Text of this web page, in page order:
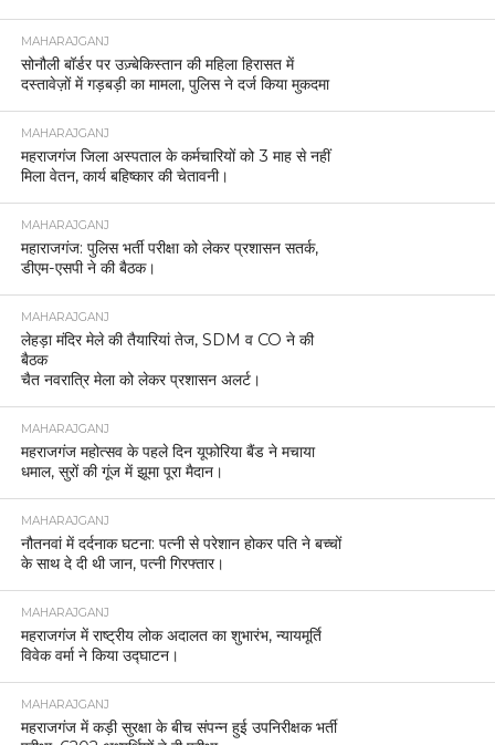
MAHARAJGANJ
सोनौली बॉर्डर पर उज़्बेकिस्तान की महिला हिरासत में
दस्तावेज़ों में गड़बड़ी का मामला, पुलिस ने दर्ज किया मुकदमा
MAHARAJGANJ
महराजगंज जिला अस्पताल के कर्मचारियों को 3 माह से नहीं
मिला वेतन, कार्य बहिष्कार की चेतावनी।
MAHARAJGANJ
महाराजगंज: पुलिस भर्ती परीक्षा को लेकर प्रशासन सतर्क,
डीएम-एसपी ने की बैठक।
MAHARAJGANJ
लेहड़ा मंदिर मेले की तैयारियां तेज, SDM व CO ने की
बैठक
चैत नवरात्रि मेला को लेकर प्रशासन अलर्ट।
MAHARAJGANJ
महराजगंज महोत्सव के पहले दिन यूफोरिया बैंड ने मचाया
धमाल, सुरों की गूंज में झूमा पूरा मैदान।
MAHARAJGANJ
नौतनवां में दर्दनाक घटना: पत्नी से परेशान होकर पति ने बच्चों
के साथ दे दी थी जान, पत्नी गिरफ्तार।
MAHARAJGANJ
महराजगंज में राष्ट्रीय लोक अदालत का शुभारंभ, न्यायमूर्ति
विवेक वर्मा ने किया उद्घाटन।
MAHARAJGANJ
महराजगंज में कड़ी सुरक्षा के बीच संपन्न हुई उपनिरीक्षक भर्ती